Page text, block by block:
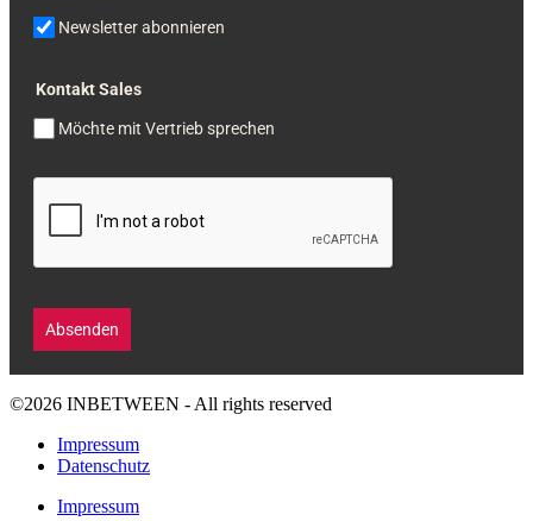
Newsletter abonnieren
Kontakt Sales
Möchte mit Vertrieb sprechen
Absenden
©2026 INBETWEEN - All rights reserved
Impressum
Datenschutz
Impressum